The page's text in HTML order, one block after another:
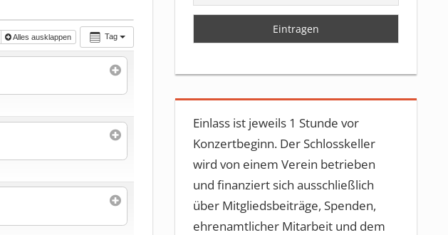
Tag
Alles ausklappen
Einlass ist jeweils 1 Stunde vor
Konzertbeginn. Der Schlosskeller
wird von einem Verein betrieben
und finanziert sich ausschließlich
über Mitgliedsbeiträge, Spenden,
ehrenamtlicher Mitarbeit und dem